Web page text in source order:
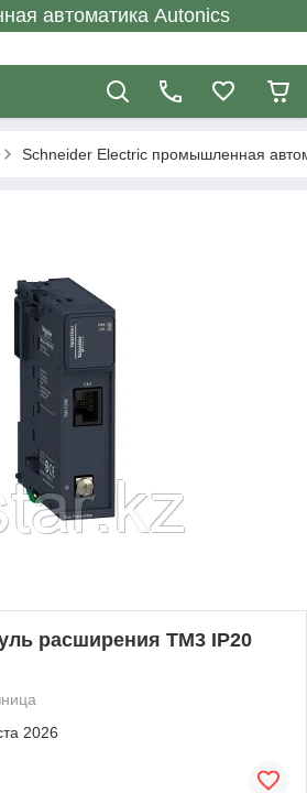
автоматика Autonics
Schneider Electric промышленная
расширения ТМ3 IP20
2026